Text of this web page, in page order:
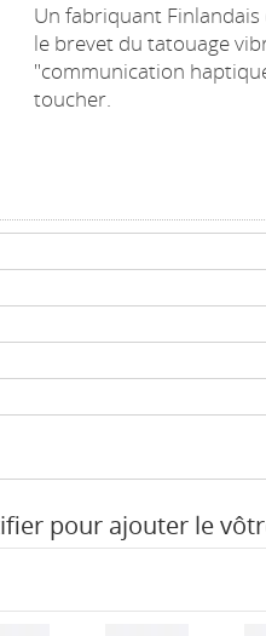
Un fabriquant
le brevet du tatouage
"communication
toucher.
pour ajouter le